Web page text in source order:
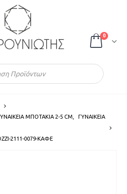
0
ΜΠΟΤΑΚΙΑ 2-5 CM ΓΥΝΑΙΚΕΙΑ
2111-0079-ΚΑΦΕ